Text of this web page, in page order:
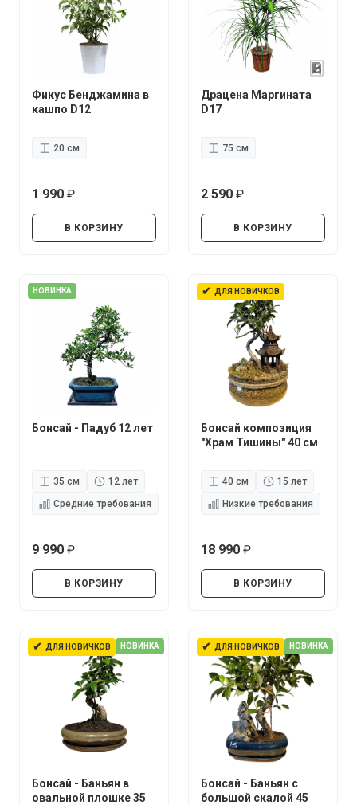
Фикус Бенджамина в
кашпо D12
20 см
1 990
В КОРЗИНУ
Драцена Маргината
D17
75 см
2 590
В КОРЗИНУ
НОВИНКА
Бонсай - Падуб 12 лет
35 см
12 лет
Средние требования
9 990
В КОРЗИНУ
✔ ДЛЯ НОВИЧКОВ
Бонсай композиция
"Храм Тишины" 40 см
40 см
15 лет
Низкие требования
18 990
В КОРЗИНУ
✔ ДЛЯ НОВИЧКОВ НОВИНКА
Бонсай - Баньян в
овальной плошке 35
✔ ДЛЯ НОВИЧКОВ НОВИНКА
Бонсай - Баньян с
большой скалой 45